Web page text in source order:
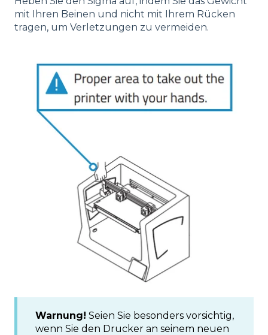
mit Ihren Beinen und nicht mit Ihrem Rücken
tragen, um Verletzungen zu vermeiden.
Warnung! Seien Sie besonders vorsichtig,
wenn Sie den Drucker an seinem neuen